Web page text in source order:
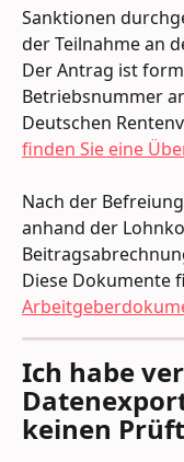
Sanktionen
der Teilnahme an
Der Antrag ist
Betriebsnummer
Deutschen
finden Sie eine
Nach der
anhand der
Diese Dokumente
Ich habe
keinen